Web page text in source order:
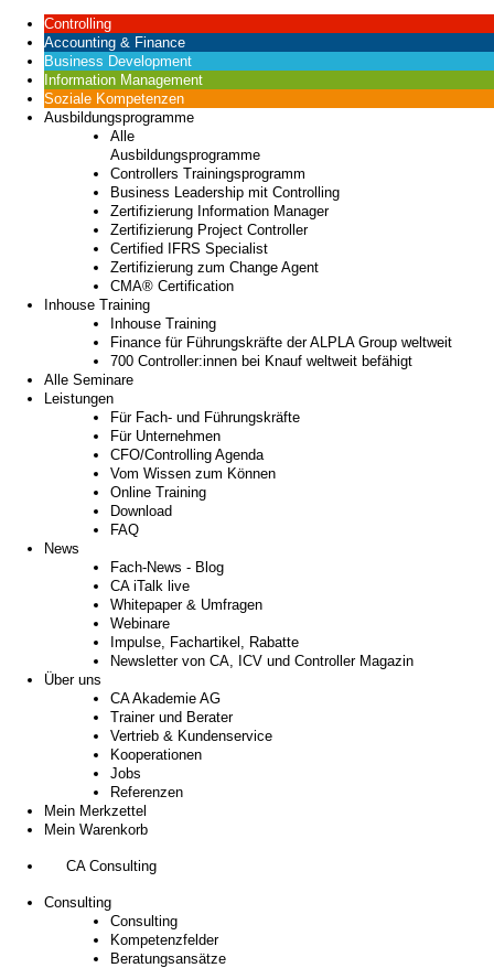
Controlling
Accounting & Finance
Business Development
Information Management
Soziale Kompetenzen
Ausbildungsprogramme
Alle
Ausbildungsprogramme
Controllers Trainingsprogramm
Business Leadership mit Controlling
Zertifizierung Information Manager
Zertifizierung Project Controller
Certified IFRS Specialist
Zertifizierung zum Change Agent
CMA® Certification
Inhouse Training
Inhouse Training
Finance für Führungskräfte der ALPLA Group weltweit
700 Controller:innen bei Knauf weltweit befähigt
Alle Seminare
Leistungen
Für Fach- und Führungskräfte
Für Unternehmen
CFO/Controlling Agenda
Vom Wissen zum Können
Online Training
Download
FAQ
News
Fach-News - Blog
CA iTalk live
Whitepaper & Umfragen
Webinare
Impulse, Fachartikel, Rabatte
Newsletter von CA, ICV und Controller Magazin
Über uns
CA Akademie AG
Trainer und Berater
Vertrieb & Kundenservice
Kooperationen
Jobs
Referenzen
Mein Merkzettel
Mein Warenkorb
CA Consulting
Consulting
Consulting
Kompetenzfelder
Beratungsansätze